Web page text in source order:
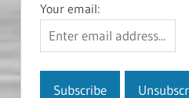
Your email: